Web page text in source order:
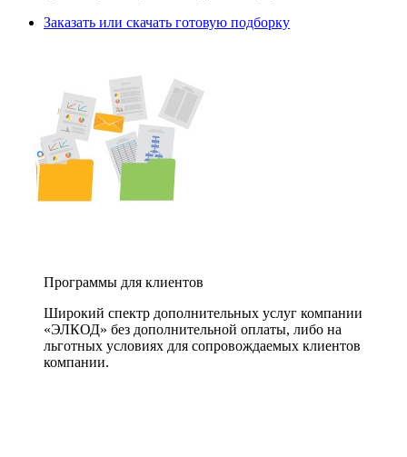
Заказать или скачать готовую подборку
Программы для клиентов
Широкий спектр дополнительных услуг компании
«ЭЛКОД» без дополнительной оплаты, либо на
льготных условиях для сопровождаемых клиентов
компании.